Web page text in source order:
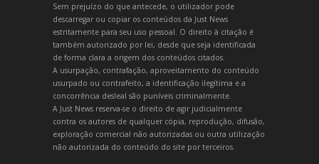
Sem prejuízo do que antecede, o utilizador pode
descarregar ou copiar os conteúdos da Just News
estritamente para seu uso pessoal. O direito à citação é
também autorizado por lei, desde que seja identificada
de forma clara a origem dos conteúdos citados.
A usurpação, contrafação, aproveitamento do conteúdo
usurpado ou contrafeito, a identificação ilegítima e a
concorrência desleal são puníveis criminalmente.
A Just News reserva-se o direito de agir judicialmente
contra os autores de qualquer cópia, reprodução, difusão,
exploração comercial não autorizadas ou outra utilização
não autorizada do conteúdo do site por terceiros.